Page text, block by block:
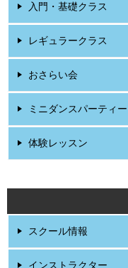
入門・基礎クラス
レギュラークラス
おさらい会
ミニダンスパーティー
体験レッスン
スクール情報
インストラクター